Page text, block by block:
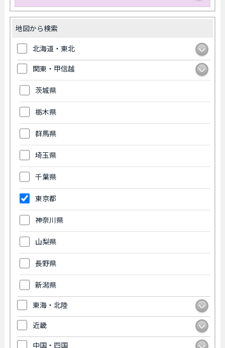
地図から検索
北海道・東北
関東・甲信越
茨城県
栃木県
群馬県
埼玉県
千葉県
東京都
神奈川県
山梨県
長野県
新潟県
東海・北陸
近畿
中国・四国